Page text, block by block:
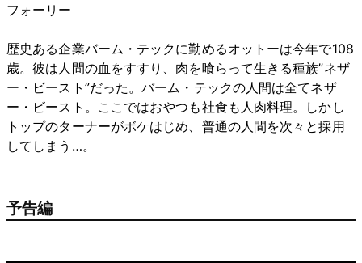
フォーリー
歴史ある企業バーム・テックに勤めるオットーは今年で108
歳。彼は人間の血をすすり、肉を喰らって生きる種族”ネザ
ー・ビースト”だった。バーム・テックの人間は全てネザ
ー・ビースト。ここではおやつも社食も人肉料理。しかし
トップのターナーがボケはじめ、普通の人間を次々と採用
してしまう…。
予告編